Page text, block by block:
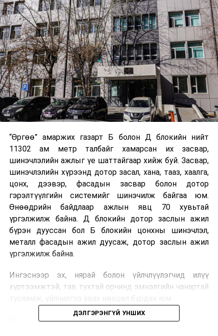
“Өргөө” амаржих газарт Б болон Д блокийн нийт
11302 ам метр талбайг хамарсан их засвар,
шинэчлэлийн ажлыг үе шаттайгаар хийж буй. Засвар,
шинэчлэлийн хүрээнд дотор засал, хана, тааз, хаалга,
цонх, дээвэр, фасадын засвар болон дотор
гэрэлтүүлгийн системийг шинэчилж байгаа юм.
Өнөөдрийн байдлаар ажлын явц 70 хувьтай
үргэлжилж байна. Д блокийн дотор заслын ажил
бүрэн дууссан бол Б блокийн цонхны шинэчлэл,
металл фасадын ажил дуусаж, дотор заслын ажил
үргэлжилж байна.
Ингэснээр эх, нярай болон үйлчлүүлэгчид илүү
хүртээмжтэй, тав тухтай орчинд эмнэлгийн чанартай
ДЭЛГЭРЭНГҮЙ УНШИХ